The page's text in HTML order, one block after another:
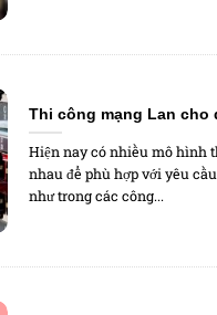
Thi công mạng Lan cho
Hiện nay có nhiều mô hình
nhau để phù hợp với yêu
như trong các công...